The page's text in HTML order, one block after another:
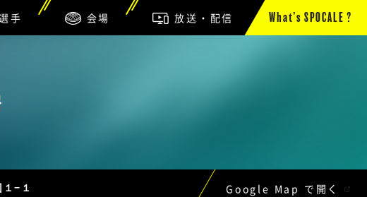
手 会場 放送・配信 What’s SPOCALE ?
−１ Google Map で開く